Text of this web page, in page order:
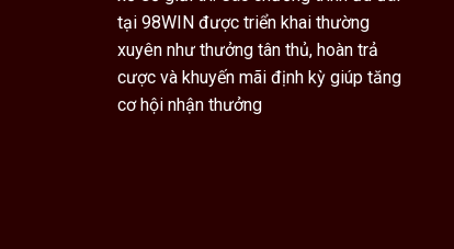
tại 98WIN được triển khai thường
xuyên như thưởng tân thủ, hoàn trả
cược và khuyến mãi định kỳ giúp tăng
cơ hội nhận thưởng